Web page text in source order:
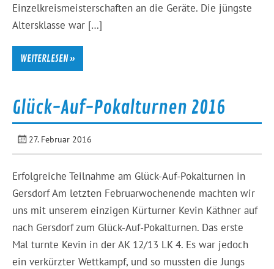
Einzelkreismeisterschaften an die Geräte. Die jüngste
Altersklasse war […]
WEITERLESEN »
Glück-Auf-Pokalturnen 2016
27. Februar 2016
Erfolgreiche Teilnahme am Glück-Auf-Pokalturnen in
Gersdorf Am letzten Februarwochenende machten wir
uns mit unserem einzigen Kürturner Kevin Käthner auf
nach Gersdorf zum Glück-Auf-Pokalturnen. Das erste
Mal turnte Kevin in der AK 12/13 LK 4. Es war jedoch
ein verkürzter Wettkampf, und so mussten die Jungs